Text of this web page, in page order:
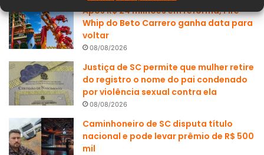
Após R$ 24 milhões em reforma, Fire
Whip do Beto Carrero ganha data para
voltar
08/08/2026
Justiça de SC permite que mulher retire
do registro o nome do pai condenado
por violência sexual contra ela
08/08/2026
Caminhoneiro de SC disputa título
nacional e pode levar prêmio de R$ 500
mil